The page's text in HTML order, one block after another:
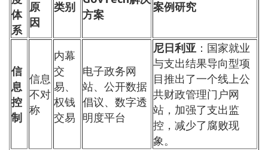
体
系
原
因
类别
方案
案例研究
信
息
控
制
信息
不对
称
内幕
交
易、
权钱
交易
电子政务网
站、公开数据
倡议、数字透
明度平台
尼日利亚 ：国家就业
与支出结果导向型项
目推出了一个线上公
共财政管理门户网
站，加强了支出监
控，减少了腐败现
象。